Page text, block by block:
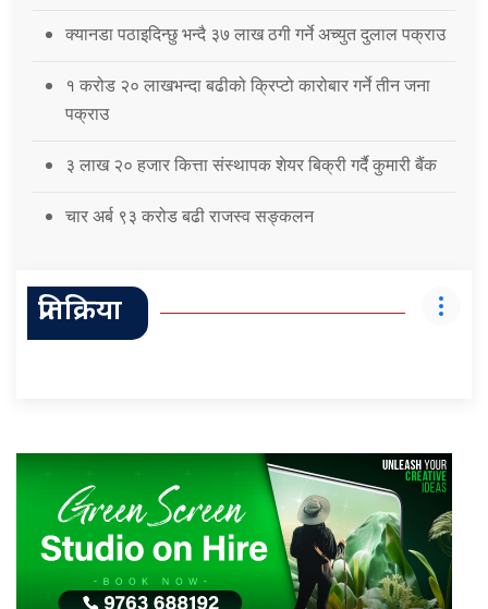
क्यानडा पठाइदिन्छु भन्दै ३७ लाख ठगी गर्ने अच्युत दुलाल पक्राउ
१ करोड २० लाखभन्दा बढीको क्रिप्टो कारोबार गर्ने तीन जना
पक्राउ
३ लाख २० हजार कित्ता संस्थापक शेयर बिक्री गर्दै कुमारी बैंक
चार अर्ब ९३ करोड बढी राजस्व सङ्कलन
प्रतिक्रिया